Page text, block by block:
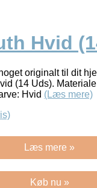
Hvid
originalt til dit
(14 Uds).
Hvid (Læs mere)
Læs mere »
Køb nu »